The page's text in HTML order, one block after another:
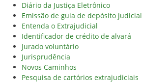
Diário da Justiça Eletrônico
Emissão de guia de depósito judicial
Entenda o Extrajudicial
Identificador de crédito de alvará
Jurado voluntário
Jurisprudência
Novos Caminhos
Pesquisa de cartórios extrajudiciais